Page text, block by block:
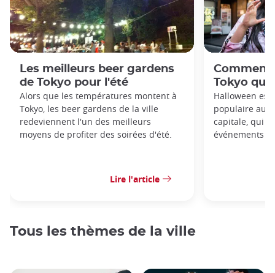
Les meilleurs beer gardens
de Tokyo pour l'été
Alors que les températures montent à
Tokyo, les beer gardens de la ville
redeviennent l'un des meilleurs
moyens de profiter des soirées d'été.
Lire l'article
Comment
Tokyo
Halloween
populaire au
capitale, qui
événements
Tous les thèmes de la ville